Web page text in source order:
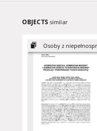
OBJECTS similar
Osoby z niepełnosprawnościami...